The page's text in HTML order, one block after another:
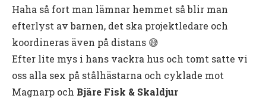
Haha så fort man lämnar hemmet så blir man
efterlyst av barnen, det ska projektledare och
koordineras även på distans 😅
Efter lite mys i hans vackra hus och tomt satte vi
oss alla sex på stålhästarna och cyklade mot
Magnarp och Bjäre Fisk & Skaldjur